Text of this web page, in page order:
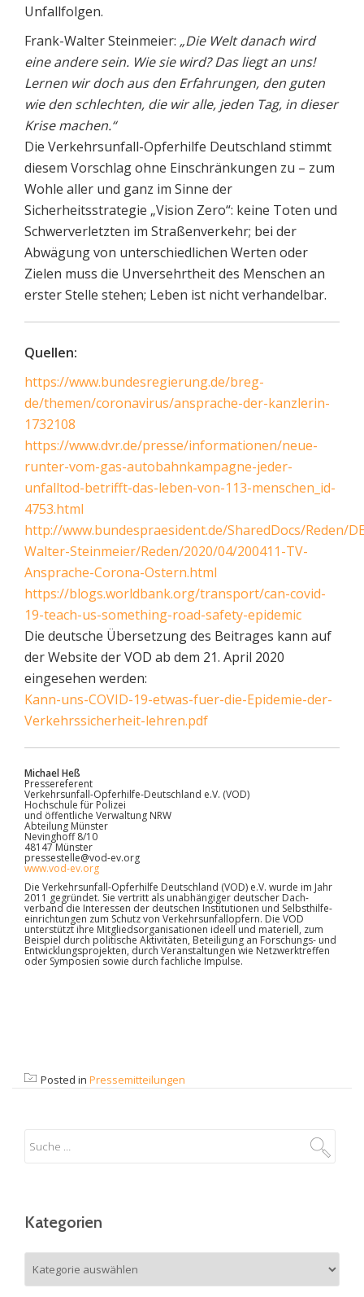
Unfallfolgen.
Frank-Walter Steinmeier: „Die Welt danach wird
eine andere sein. Wie sie wird? Das liegt an uns!
Lernen wir doch aus den Erfahrungen, den guten
wie den schlechten, die wir alle, jeden Tag, in dieser
Krise machen.“
Die Verkehrsunfall-Opferhilfe Deutschland stimmt
diesem Vorschlag ohne Einschränkungen zu – zum
Wohle aller und ganz im Sinne der
Sicherheitsstrategie „Vision Zero“: keine Toten und
Schwerverletzten im Straßenverkehr; bei der
Abwägung von unterschiedlichen Werten oder
Zielen muss die Unversehrtheit des Menschen an
erster Stelle stehen; Leben ist nicht verhandelbar.
Quellen:
https://www.bundesregierung.de/breg-
de/themen/coronavirus/ansprache-der-kanzlerin-
1732108
https://www.dvr.de/presse/informationen/neue-
runter-vom-gas-autobahnkampagne-jeder-
unfalltod-betrifft-das-leben-von-113-menschen_id-
4753.html
http://www.bundespraesident.de/SharedDocs/Reden/
Walter-Steinmeier/Reden/2020/04/200411-TV-
Ansprache-Corona-Ostern.html
https://blogs.worldbank.org/transport/can-covid-
19-teach-us-something-road-safety-epidemic
Die deutsche Übersetzung des Beitrages kann auf
der Website der VOD ab dem 21. April 2020
eingesehen werden:
Kann-uns-COVID-19-etwas-fuer-die-Epidemie-der-
Verkehrssicherheit-lehren.pdf
Michael Heß
Pressereferent
Verkehrsunfall-Opferhilfe-Deutschland e.V. (VOD)
Hochschule für Polizei
und öffentliche Verwaltung NRW
Abteilung Münster
Nevinghoff 8/10
48147 Münster
pressestelle@vod-ev.org
www.vod-ev.org
Die Verkehrsunfall-Opferhilfe Deutschland (VOD) e.V. wurde im Jahr
2011 gegründet. Sie vertritt als unabhängiger deutscher Dach­
verband die Interessen der deutschen Institutionen und Selbst­hilfe­
einrichtungen zum Schutz von Verkehrs­unfall­opfern. Die VOD
unterstützt ihre Mitglieds­organi­sationen ideell und materiell, zum
Beispiel durch politische Aktivitäten, Beteiligung an Forschungs- und
Entwicklungs­projekten, durch Veran­staltungen wie Netzwerk­treffen
oder Symposien sowie durch fachliche Impulse.
Posted in Pressemitteilungen
Kategorien